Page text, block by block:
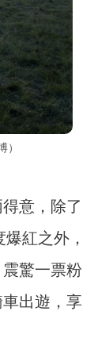
意，除了
紅之外，
驚一票粉
出遊，享